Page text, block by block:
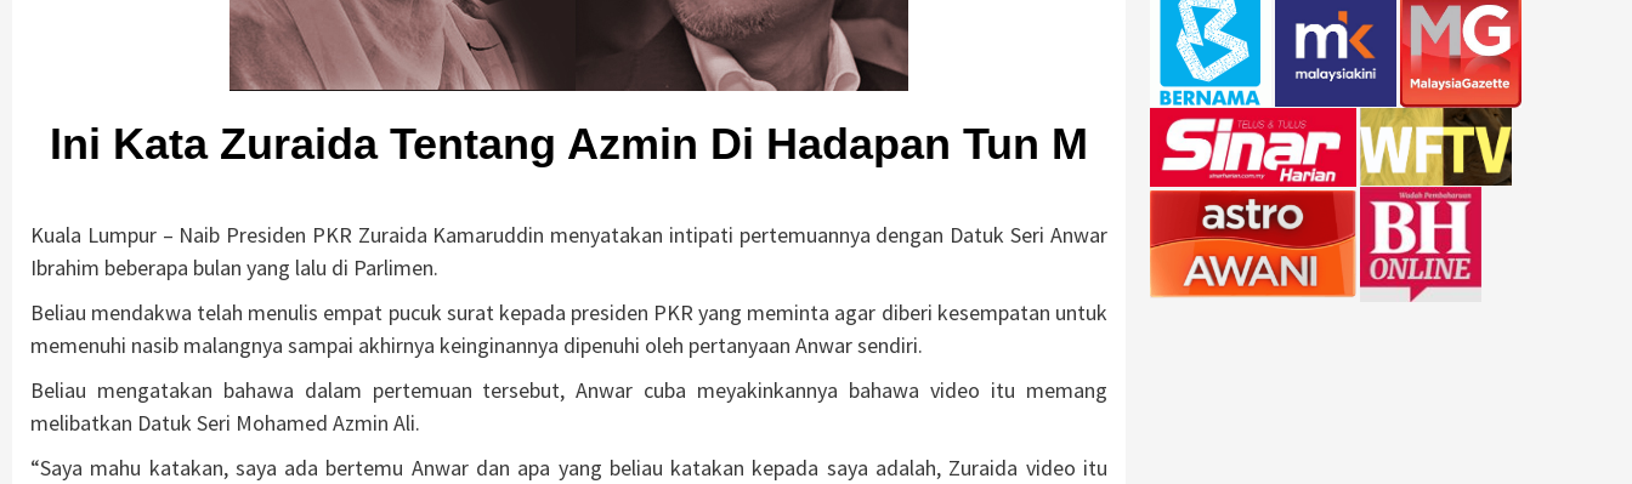
Ini Kata Zuraida Tentang Azmin Di Hadapan Tun M
Kuala Lumpur – Naib Presiden PKR Zuraida Kamaruddin menyatakan intipati pertemuannya dengan Datuk Seri Anwar
Ibrahim beberapa bulan yang lalu di Parlimen.
Beliau mendakwa telah menulis empat pucuk surat kepada presiden PKR yang meminta agar diberi kesempatan untuk
memenuhi nasib malangnya sampai akhirnya keinginannya dipenuhi oleh pertanyaan Anwar sendiri.
Beliau mengatakan bahawa dalam pertemuan tersebut, Anwar cuba meyakinkannya bahawa video itu memang
melibatkan Datuk Seri Mohamed Azmin Ali.
“Saya mahu katakan, saya ada bertemu Anwar dan apa yang beliau katakan kepada saya adalah, Zuraida video itu